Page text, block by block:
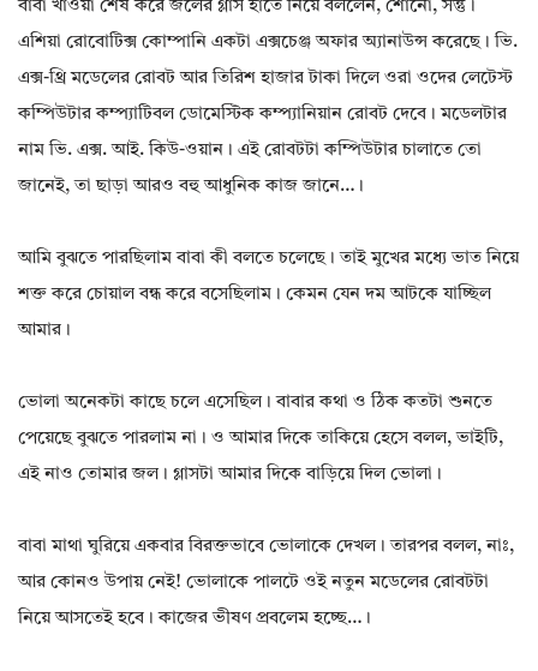
বাবা খাওয়া শেষ করে জলের গ্লাস হাতে নিয়ে বললেন, শোনো, সন্তু।
এশিয়া রোবোটিক্স কোম্পানি একটা এক্সচেঞ্জ অফার অ্যানাউন্স করেছে। ভি.
এক্স-থ্রি মডেলের রোবট আর তিরিশ হাজার টাকা দিলে ওরা ওদের লেটেস্ট
কম্পিউটার কম্প্যাটিবল ডোমেস্টিক কম্প্যানিয়ান রোবট দেবে। মডেলটার
নাম ভি. এক্স. আই. কিউ-ওয়ান। এই রোবটটা কম্পিউটার চালাতে তো
জানেই, তা ছাড়া আরও বহু আধুনিক কাজ জানে…।
আমি বুঝতে পারছিলাম বাবা কী বলতে চলেছে। তাই মুখের মধ্যে ভাত নিয়ে
শক্ত করে চোয়াল বন্ধ করে বসেছিলাম। কেমন যেন দম আটকে যাচ্ছিল
আমার।
ভোলা অনেকটা কাছে চলে এসেছিল। বাবার কথা ও ঠিক কতটা শুনতে
পেয়েছে বুঝতে পারলাম না। ও আমার দিকে তাকিয়ে হেসে বলল, ভাইটি,
এই নাও তোমার জল। গ্লাসটা আমার দিকে বাড়িয়ে দিল ভোলা।
বাবা মাথা ঘুরিয়ে একবার বিরক্তভাবে ভোলাকে দেখল। তারপর বলল, নাঃ,
আর কোনও উপায় নেই! ভোলাকে পালটে ওই নতুন মডেলের রোবটটা
নিয়ে আসতেই হবে। কাজের ভীষণ প্রবলেম হচ্ছে…।